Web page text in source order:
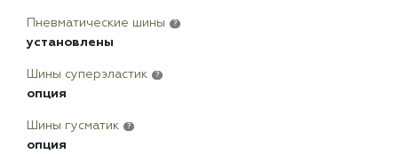
Пневматические шины ?
установлены
Шины суперэластик ?
опция
Шины гусматик ?
опция